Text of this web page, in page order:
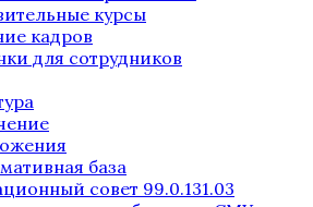
курсы
кадров
для сотрудников
база
совет 99.0.131.03